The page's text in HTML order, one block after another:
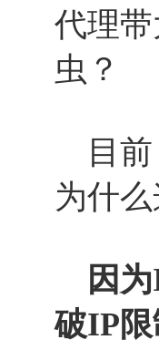
代理
虫？
目前
为什
因为
破IP